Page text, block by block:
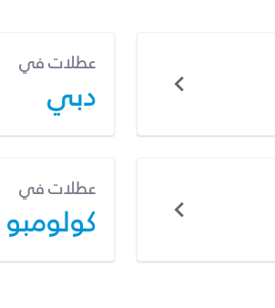
عطلات في
دبي
عطلات في
كولومبو